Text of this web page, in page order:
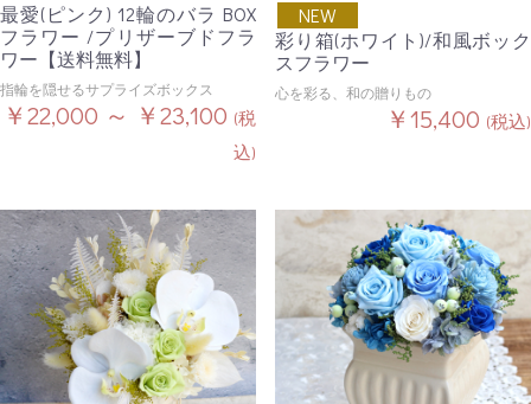
最愛(ピンク) 12輪のバラ BOX
フラワー /プリザーブドフラ
ワー【送料無料】
指輪を隠せるサプライズボックス
￥22,000 ～ ￥23,100 (税
込)
NEW
彩り箱(ホワイト)/和風ボック
スフラワー
心を彩る、和の贈りもの
￥15,400 (税込)